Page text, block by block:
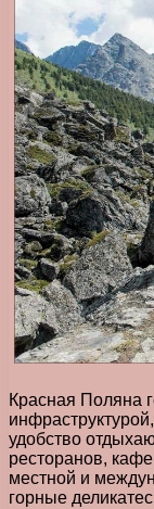
Красная Поляна
удобство
ресторанов,
местной и
горные